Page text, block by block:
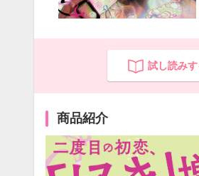
試し読みす
商品紹介